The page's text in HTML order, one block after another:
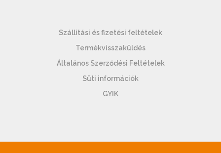
Szállítási és fizetési feltételek
Termékvisszaküldés
Általános Szerződési Feltételek
Süti információk
GYIK